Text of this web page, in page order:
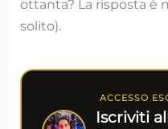
ottanta? La risposta è
solito).
ACCESSO
Iscriviti